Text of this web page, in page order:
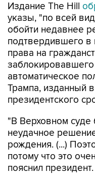
Издание The Hill
указы, "по всей
обойти недавнее
подтвердившего в
права на
автоматическое
Трампа, изданный
президентского
"В Верховном суде
неудачное
рождения. (...)
потому что это
пояснил президент.